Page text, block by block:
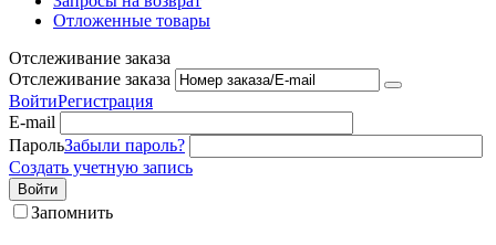
Отложенные товары
Отслеживание заказа
Отслеживание заказа
ВойтиРегистрация
E-mail
ПарольЗабыли пароль?
Создать учетную запись
Войти
Запомнить